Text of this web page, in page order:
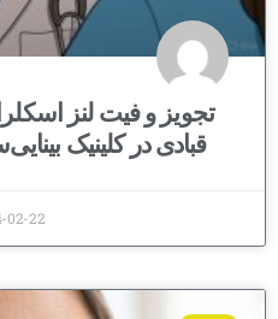
تجویز و فیت لنز
قبادی در کلینیک
02-22